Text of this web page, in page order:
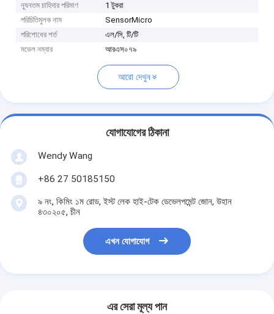
ন্যূনতম চাহিদার পরিমাণ
1 টুকরা
পরিচিতিমুলক নাম
SensorMicro
পরিশোধের শর্ত
এল/সি, টি/টি
মডেল নম্বার
আরএস০৭৯
আরো দেখুন
যোগাযোগের ঠিকানা
Wendy Wang
+86 27 50185150
৯ নং, কিমিং ১ম রোড, ইস্ট লেক হাই-টেক ডেভেলপমেন্ট জোন, উহান
৪৩০২০৫, চীন
এখন যোগাযোগ
এর সেরা মূল্য পান